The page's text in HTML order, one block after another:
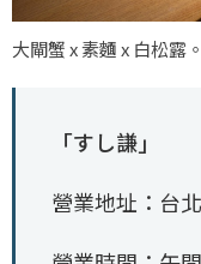
大閘蟹 x 素麵 x 白松露
「すし謙」
營業地址：台